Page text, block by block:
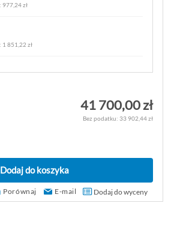
977,24 zł
1 851,22 zł
41 700,00 zł
33 902,44 zł
Dodaj do koszyka
Porównaj E-mail Dodaj do wyceny